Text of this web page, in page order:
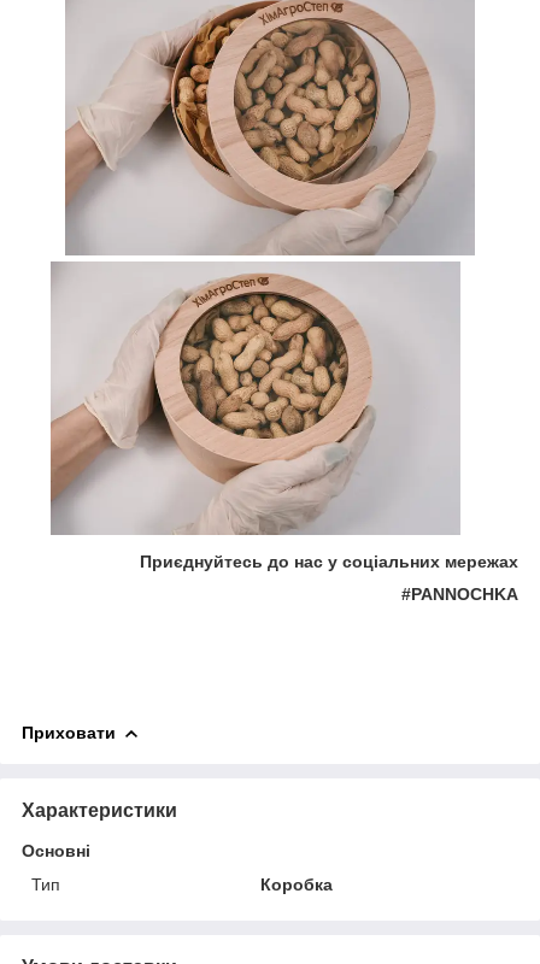
Приєднуйтесь до нас у соціальних мережах
#PANNOCHKA
Приховати
Характеристики
Основні
Тип
Коробка